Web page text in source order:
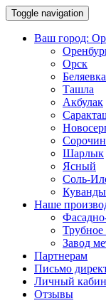
Toggle navigation
Ваш город:
Орск
Беляевка
Ташла
Акбулак
Шарлык
Ясный
Соль-
Наше
Трубное
Завод
Партнерам
Письмо
Личный
Отзывы